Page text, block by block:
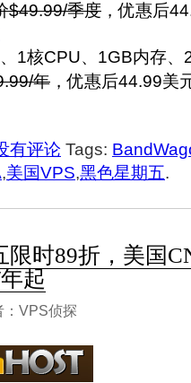
$49.99/季度 ，优惠后
1核CPU、1GB内存
年 ，优惠后44.99美
有评论 Tags:
,美国VPS,黑色星期五.
时89折，美国
起
：VPS侦探